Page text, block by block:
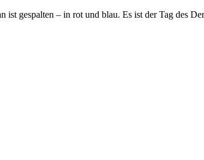
ist gespalten – in rot und blau. Es ist der Tag des